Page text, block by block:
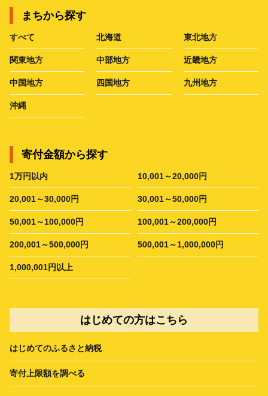
まちから探す
すべて 北海道 東北地方
関東地方 中部地方 近畿地方
中国地方 四国地方 九州地方
沖縄
寄付金額から探す
1万円以内 10,001～20,000円
20,001～30,000円 30,001～50,000円
50,001～100,000円 100,001～200,000円
200,001～500,000円 500,001～1,000,000円
1,000,001円以上
はじめての方はこちら
はじめてのふるさと納税
寄付上限額を調べる